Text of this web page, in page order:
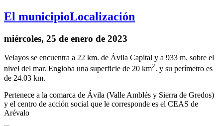
El municipioLocalización
miércoles, 25 de enero de 2023
Velayos se encuentra a 22 km. de Ávila Capital y a 933 m. sobre el
nivel del mar. Engloba una superficie de 20 km2. y su perímetro es
de 24.03 km.
Pertenece a la comarca de Ávila (Valle Amblés y Sierra de Gredos)
y el centro de acción social que le corresponde es el CEAS de
Arévalo